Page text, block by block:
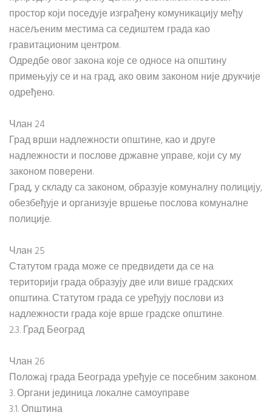
простор који поседује изграђену комуникацију међу
насељеним местима са седиштем града као
гравитационим центром.
Одредбе овог закона које се односе на општину
примењују се и на град, ако овим законом није друкчије
одређено.
Члан 24
Град врши надлежности општине, као и друге
надлежности и послове државне управе, који су му
законом поверени.
Град, у складу са законом, образује комуналну полицију,
обезбеђује и организује вршење послова комуналне
полиције.
Члан 25
Статутом града може се предвидети да се на
територији града образују две или више градских
општина. Статутом града се уређују послови из
надлежности града које врше градске општине.
2.3. Град Београд
Члан 26
Положај града Београда уређује се посебним законом.
3. Органи јединица локалне самоуправе
3.1. Општина